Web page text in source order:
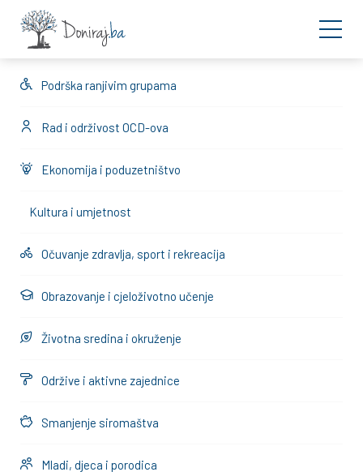
Podrška ranjivim grupama
Rad i održivost OCD-ova
Ekonomija i poduzetništvo
Kultura i umjetnost
Očuvanje zdravlja, sport i rekreacija
Obrazovanje i cjeloživotno učenje
Životna sredina i okruženje
Održive i aktivne zajednice
Smanjenje siromaštva
Mladi, djeca i porodica